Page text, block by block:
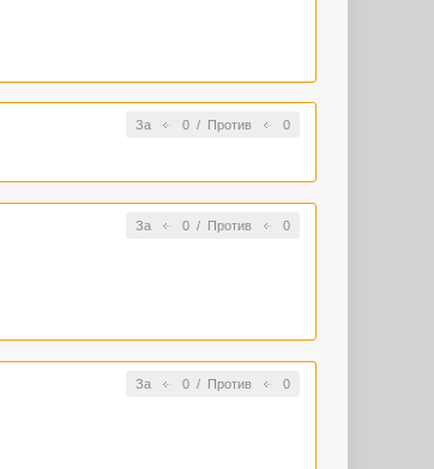
За 0/ Против 0
За 0/ Против 0
За 0/ Против 0